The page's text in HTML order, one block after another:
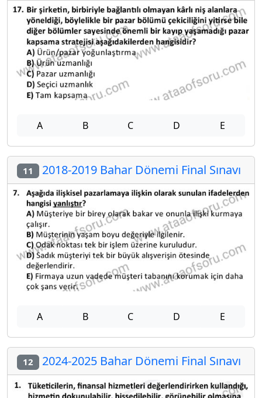
A B C D E
11 2018-2019 Bahar Dönemi Final Sınavı
A B C D E
12 2024-2025 Bahar Dönemi Final Sınavı